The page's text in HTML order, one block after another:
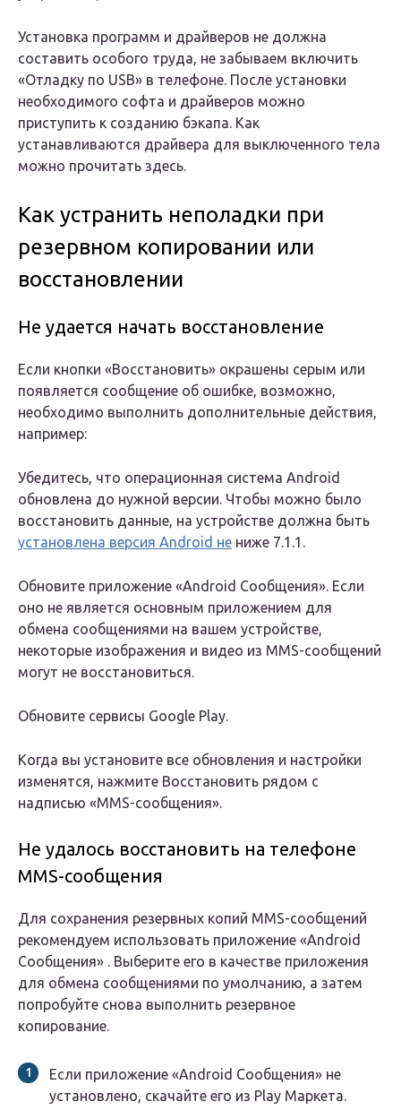
Установка программ и драйверов не должна
составить особого труда, не забываем включить
«Отладку по USB» в телефоне. После установки
необходимого софта и драйверов можно
приступить к созданию бэкапа. Как
устанавливаются драйвера для выключенного тела
можно прочитать здесь.
Как устранить неполадки при
резервном копировании или
восстановлении
Не удается начать восстановление
Если кнопки «Восстановить» окрашены серым или
появляется сообщение об ошибке, возможно,
необходимо выполнить дополнительные действия,
например:
Убедитесь, что операционная система Android
обновлена до нужной версии. Чтобы можно было
восстановить данные, на устройстве должна быть
установлена версия Android не ниже 7.1.1.
Обновите приложение «Android Сообщения». Если
оно не является основным приложением для
обмена сообщениями на вашем устройстве,
некоторые изображения и видео из MMS-сообщений
могут не восстановиться.
Обновите сервисы Google Play.
Когда вы установите все обновления и настройки
изменятся, нажмите Восстановить рядом с
надписью «MMS-сообщения».
Не удалось восстановить на телефоне
MMS-сообщения
Для сохранения резервных копий MMS-сообщений
рекомендуем использовать приложение «Android
Сообщения» . Выберите его в качестве приложения
для обмена сообщениями по умолчанию, а затем
попробуйте снова выполнить резервное
копирование.
Если приложение «Android Сообщения» не
установлено, скачайте его из Play Маркета.